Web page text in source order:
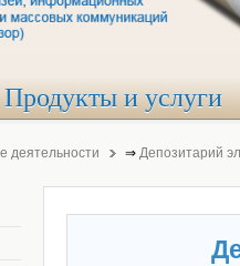
Продукты и услуги
деятельности ⇒ Депозитарий